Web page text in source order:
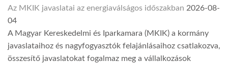
Az MKIK javaslatai az energiaválságos időszakban 2026-08-
04
A Magyar Kereskedelmi és Iparkamara (MKIK) a kormány
javaslataihoz és nagyfogyasztók felajánlásaihoz csatlakozva,
összesítő javaslatokat fogalmaz meg a vállalkozások